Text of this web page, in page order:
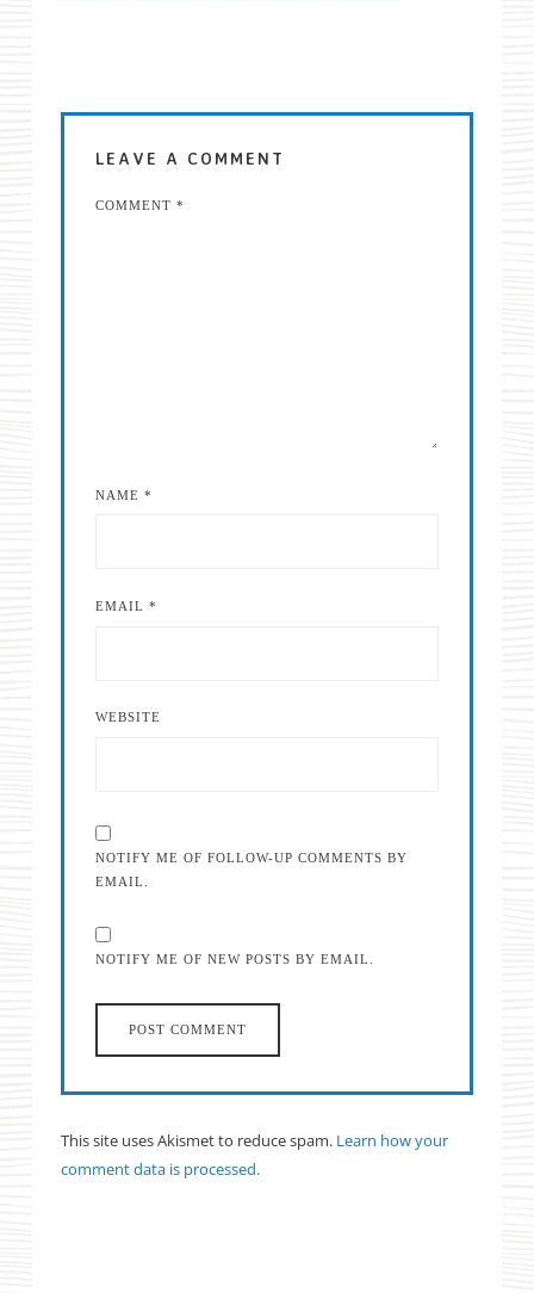
LEAVE A COMMENT
COMMENT *
NAME *
EMAIL *
WEBSITE
NOTIFY ME OF FOLLOW-UP COMMENTS BY
EMAIL.
NOTIFY ME OF NEW POSTS BY EMAIL.
This site uses Akismet to reduce spam. Learn how your
comment data is processed.